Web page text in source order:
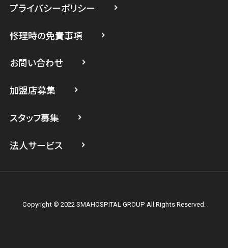
スマホスピタル たまプラーザ駅前
スマホスピタル 登戸・向ヶ丘遊園
スマホスピタル 武蔵小杉
スマホスピタル テルル上大岡
プライバシーポリシー
修理時の免責事項
お問い合わせ
加盟店募集
スタッフ募集
法人サービス
Copyright © 2022 SMAHOSPITAL GROUP All Rights Reserved.